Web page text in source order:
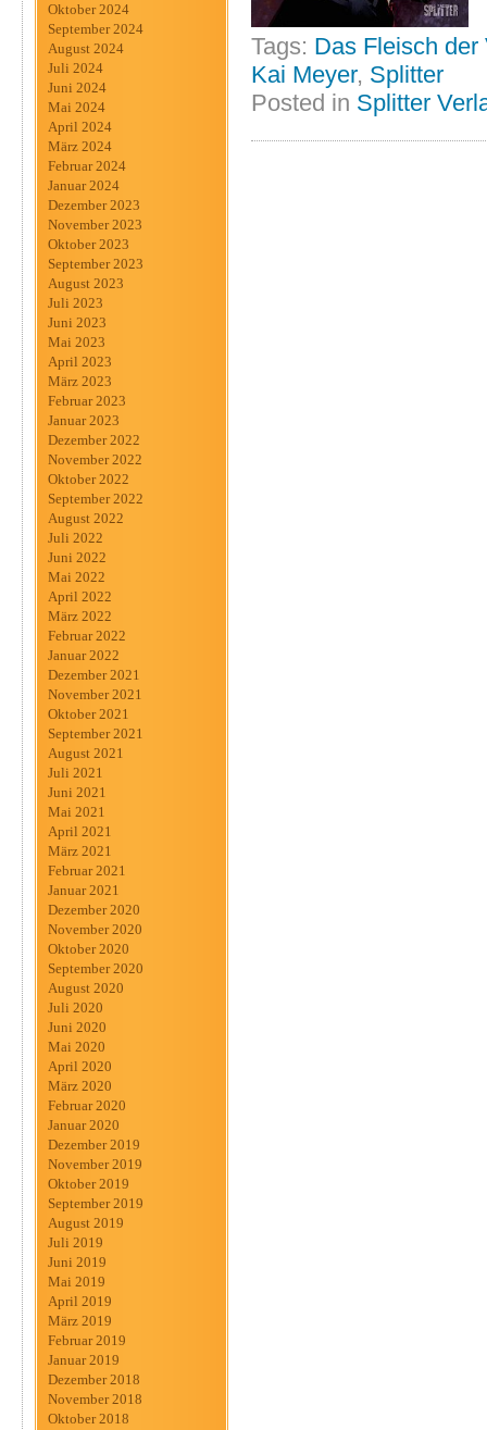
Oktober 2024
September 2024
August 2024
Juli 2024
Juni 2024
Mai 2024
April 2024
März 2024
Februar 2024
Januar 2024
Dezember 2023
November 2023
Oktober 2023
September 2023
August 2023
Juli 2023
Juni 2023
Mai 2023
April 2023
März 2023
Februar 2023
Januar 2023
Dezember 2022
November 2022
Oktober 2022
September 2022
August 2022
Juli 2022
Juni 2022
Mai 2022
April 2022
März 2022
Februar 2022
Januar 2022
Dezember 2021
November 2021
Oktober 2021
September 2021
August 2021
Juli 2021
Juni 2021
Mai 2021
April 2021
März 2021
Februar 2021
Januar 2021
Dezember 2020
November 2020
Oktober 2020
September 2020
August 2020
Juli 2020
Juni 2020
Mai 2020
April 2020
März 2020
Februar 2020
Januar 2020
Dezember 2019
November 2019
Oktober 2019
September 2019
August 2019
Juli 2019
Juni 2019
Mai 2019
April 2019
März 2019
Februar 2019
Januar 2019
Dezember 2018
November 2018
Oktober 2018
Tags: Das Fleisch der
Kai Meyer, Splitter
Posted in Splitter